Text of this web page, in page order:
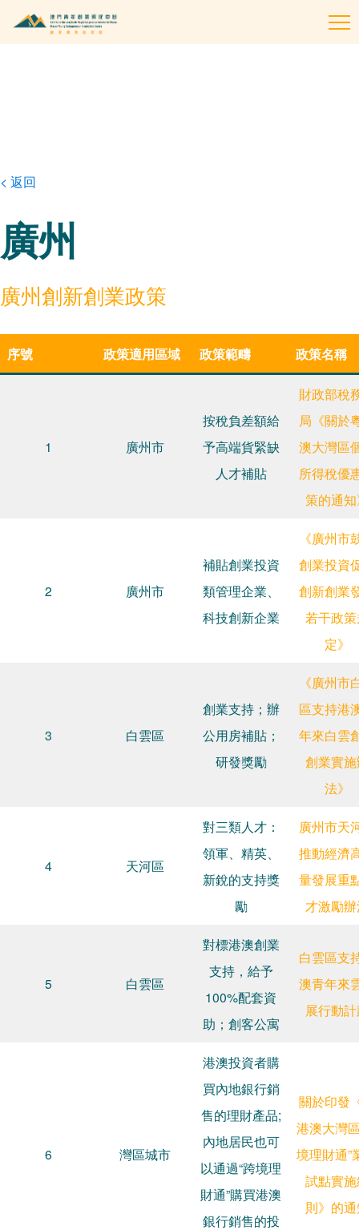
< 返回
廣州
廣州創新創業政策
序號 政策適用區域 政策範疇 政策名稱
1 廣州市
按稅負差額給
予高端貨緊缺
人才補貼
財政部稅
局《關於
澳大灣區
所得稅優
策的通
2 廣州市
補貼創業投資
類管理企業、
科技創新企業
《廣州市
創業投資
創新創業
若干政
定》
3 白雲區
創業支持；辦
公用房補貼；
研發獎勵
《廣州市
區支持港
年來白雲
創業實
法》
4 天河區
對三類人才：
領軍、精英、
新銳的支持獎
勵
廣州市天
推動經濟
量發展重
才激勵
5 白雲區
對標港澳創業
支持，給予
100%配套資
助；創客公寓
白雲區支
澳青年來
展行動
6 灣區城市
港澳投資者購
買內地銀行銷
售的理財產品;
內地居民也可
以通過“跨境理
財通”購買港澳
銀行銷售的投
關於印發
港澳大灣
境理財通”
試點實
則》的